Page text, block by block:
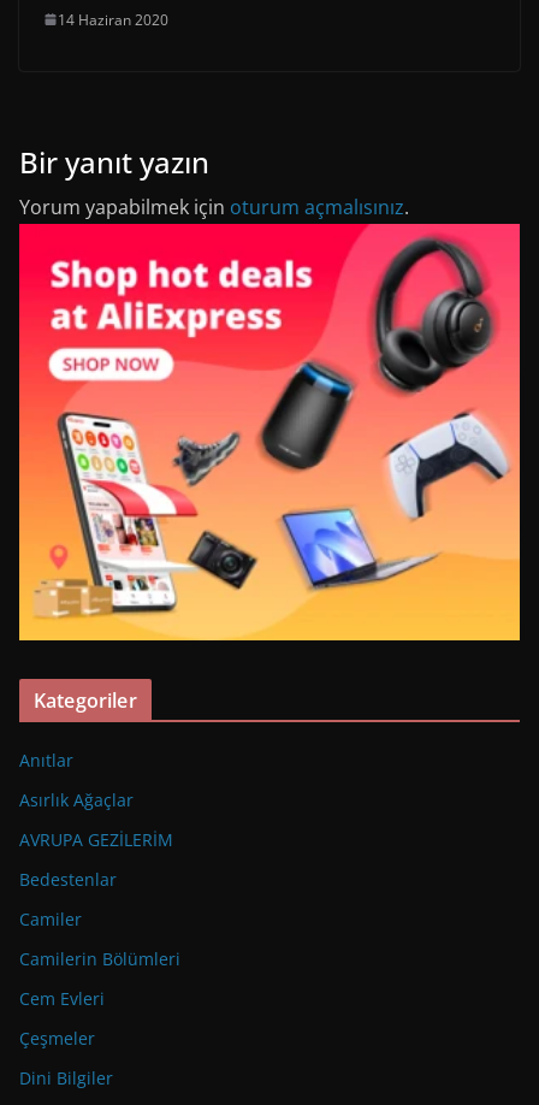
14 Haziran 2020
Bir yanıt yazın
Yorum yapabilmek için oturum açmalısınız.
Kategoriler
Anıtlar
Asırlık Ağaçlar
AVRUPA GEZİLERİM
Bedestenlar
Camiler
Camilerin Bölümleri
Cem Evleri
Çeşmeler
Dini Bilgiler